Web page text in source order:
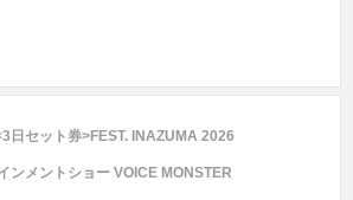
日セット券>FEST. INAZUMA 2026
ンメントショー VOICE MONSTER